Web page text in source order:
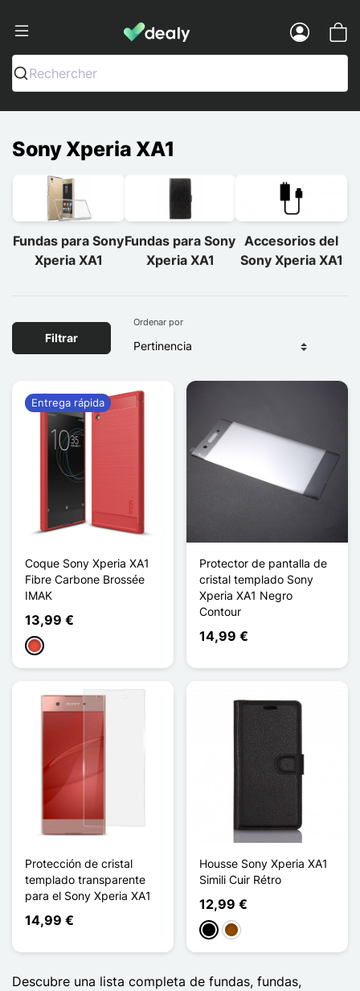
Dealy - Fundas y accesorios para
Rechercher
Sony Xperia XA1
Fundas para Sony
Xperia XA1
Fundas para Sony
Xperia XA1
Accesorios del
Sony Xperia XA1
Filtrar
Ordenar por
Coque Sony Xperia XA1
Fibre Carbone Brossée
IMAK
13,99 €
Rojo
Entrega rápida
Protector de pantalla de
cristal templado Sony
Xperia XA1 Negro
Contour
14,99 €
Protección de cristal
templado transparente
para el Sony Xperia XA1
14,99 €
Housse Sony Xperia XA1
Simili Cuir Rétro
12,99 €
NegroMarrón
Descubre una lista completa de fundas, fundas,